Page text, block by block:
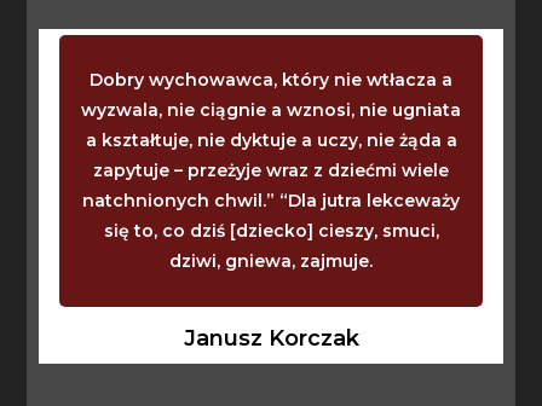
Dobry wychowawca, który nie wtłacza a
wyzwala, nie ciągnie a wznosi, nie ugniata
a kształtuje, nie dyktuje a uczy, nie żąda a
zapytuje – przeżyje wraz z dziećmi wiele
natchnionych chwil.” “Dla jutra lekceważy
się to, co dziś [dziecko] cieszy, smuci,
dziwi, gniewa, zajmuje.
Janusz Korczak